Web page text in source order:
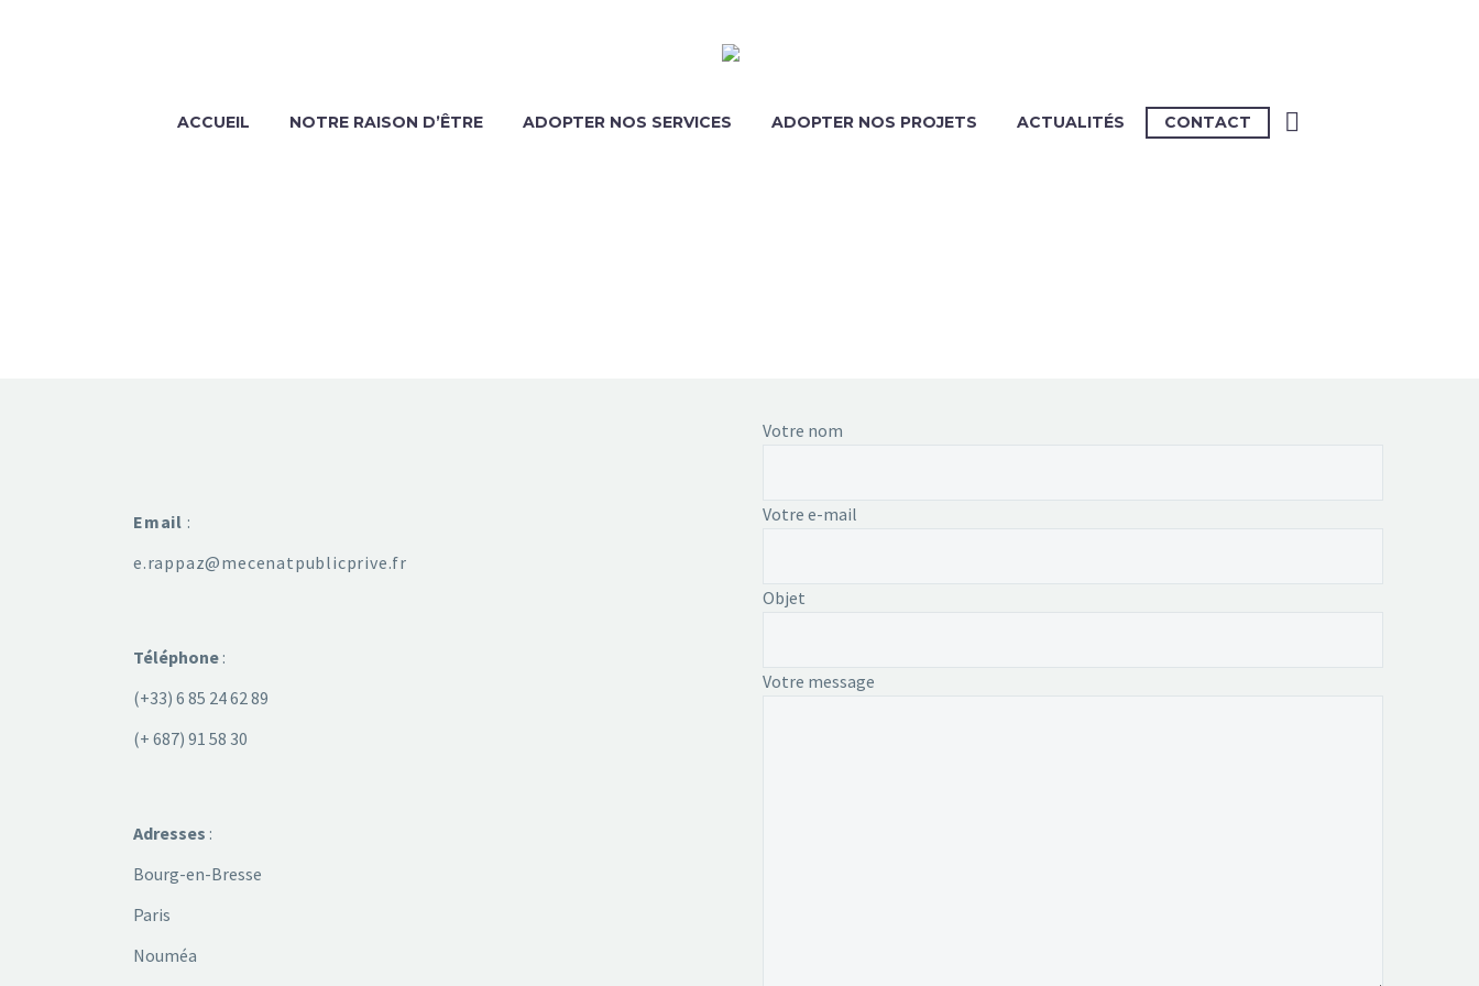
ACCUEIL NOTRE RAISON D’ÊTRE ADOPTER NOS SERVICES ADOPTER NOS PROJETS ACTUALITÉS CONTACT
Email :
e.rappaz@mecenatpublicprive.fr
Téléphone :
(+33) 6 85 24 62 89
(+ 687) 91 58 30
Adresses :
Bourg-en-Bresse
Paris
Nouméa
Votre nom
Votre e-mail
Objet
Votre message